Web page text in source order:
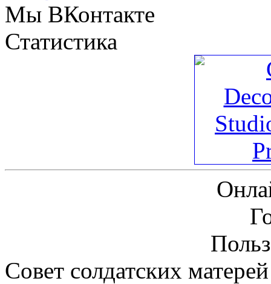
Мы ВКонтакте
Статистика
Совет солдатских